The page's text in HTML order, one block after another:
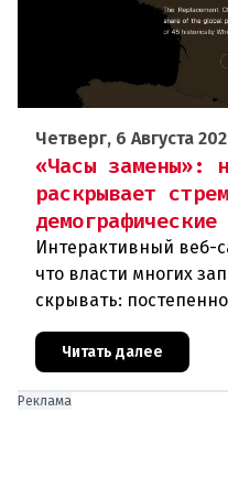
Четверг, 6 Августа
«Часы замены»:
раскрывает
Интерактивный веб-
что власти многих
скрывать:
сокращение
европейского
Читать далее
Реклама